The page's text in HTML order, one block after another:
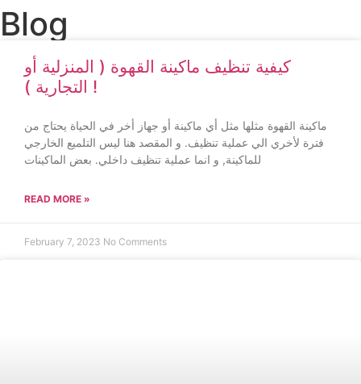
Blog
كيفية تنظيف ماكينة القهوة ( المنزلية أو
التجارية ) !
ماكينة القهوة مثلها مثل أي ماكينة أو جهاز أخر في الحياة يحتاج من
فترة لأخري الي عملية تنظيف. و المقصد هنا ليس التلميع الخارجي
للماكينة, و انما عملية تنظيف داخلي. بعض الماكينات
READ MORE »
February 7, 2023 No Comments